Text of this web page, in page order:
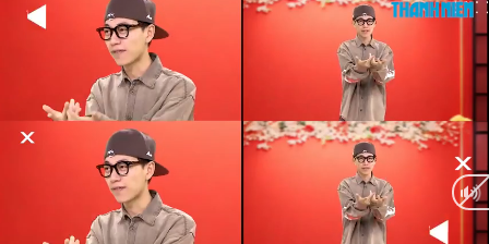
Chuyên mục
Chuyên mục khác
Chào ngày mới
Thông tin tài khoản
Đổi mật khẩu
Tin đã lưu
Tin đã xem